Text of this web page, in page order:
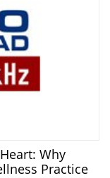
Why
Practice